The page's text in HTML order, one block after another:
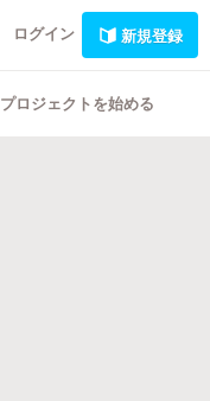
ログイン 新規登録
プロジェクトを始める